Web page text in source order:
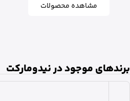
مشاهده محصولات
برندهای موجود در نیدومارکت